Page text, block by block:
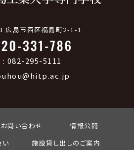
広島市西区福島町2-1-1
: 082-295-5111
お問い合わせ
情報公開
施設貸し出しのご案内